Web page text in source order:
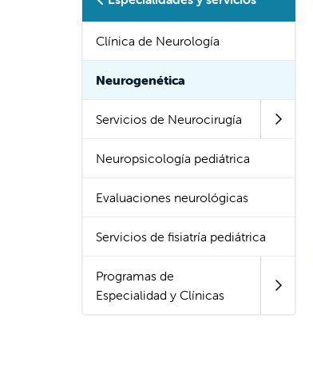
Clínica de Neurología
Neurogenética
Servicios de Neurocirugía
Neuropsicología pediátrica
Evaluaciones neurológicas
Servicios de fisiatría pediátrica
Programas de
Especialidad y Clínicas